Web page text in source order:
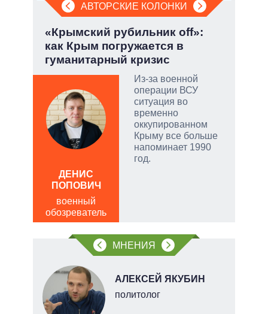
АВТОРСКИЕ КОЛОНКИ
«Крымский рубильник off»:
как Крым погружается в
гуманитарный кризис
Из-за военной
операции ВСУ
ситуация во
временно
оккупированном
Крыму все больше
напоминает 1990
год.
ДЕНИС
ПОПОВИЧ
военный
обозреватель
МНЕНИЯ
АЛЕКСЕЙ ЯКУБИН
политолог